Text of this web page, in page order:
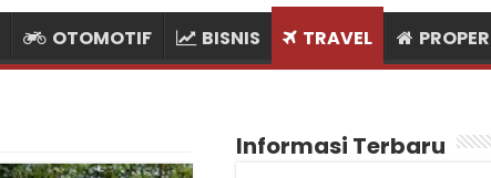
OTOMOTIF BISNIS TRAVEL
Informasi Terbaru